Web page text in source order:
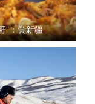
”：尝新疆